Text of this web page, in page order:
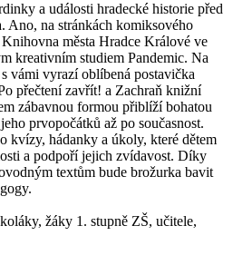
a události hradecké historie před
na stránkách komiksového
města Hradce Králové ve
kreativním studiem Pandemic. Na
vámi vyrazí oblíbená postavička
přečtení zavřít! a Zachraň knižní
zábavnou formou přiblíží bohatou
prvopočátků až po současnost.
kvízy, hádanky a úkoly, které dětem
a podpoří jejich zvídavost. Díky
textům bude brožurka bavit
žáky 1. stupně ZŠ, učitele,